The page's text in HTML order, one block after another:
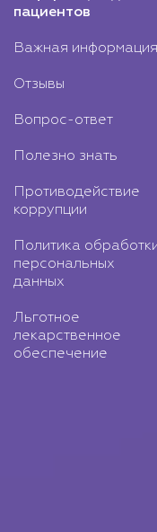
пациентов
Важная информация
Отзывы
Вопрос-ответ
Полезно знать
Противодействие
коррупции
Политика
персональных
данных
Льготное
лекарственное
обеспечение